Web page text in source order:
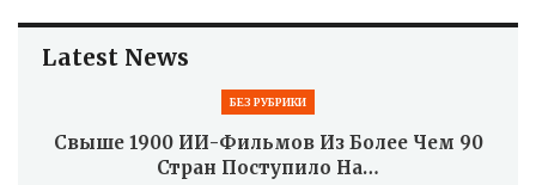
Latest News
БЕЗ РУБРИКИ
Свыше 1900 ИИ-Фильмов Из Более Чем 90
Стран Поступило На…